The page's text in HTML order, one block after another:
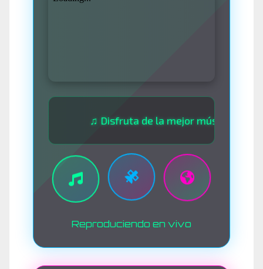
♫ Disfruta de la mejor música las 24 horas
Reproduciendo en vivo